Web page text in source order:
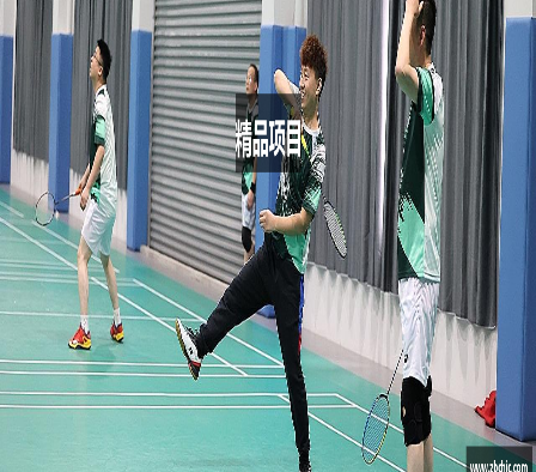
公司动态
服务宗旨
联系一竞技官方网站
詹姆斯·哈登如何凭借个人品牌和独特风格在时尚界取得巨大成功
詹姆斯·哈登如何凭借个人品牌和独特风格在时尚
界取得巨大成功
2025 .12 .21
詹姆斯·哈登（James Harden），作为NBA的超级明星球
员，近年来在球场之外的表现同样引人注目，尤其是在时尚界的
成功。他的个人品牌与独特风格已经成为时尚界的热门话题，赢
得了无数设计师与品牌的青睐。哈登的时尚道路不仅仅依赖于他
的球场成就，还因为他通过个性化的形象塑造与对潮流的敏锐捕
捉，创造了与篮球文化、街头文化以及奢侈品时尚完美融合的独
特魅力。本文将从四个方面详细分析詹姆斯·哈登如何通过其个人
品牌和独特的风格，在时尚界取得了巨大的成功：哈登的个人品